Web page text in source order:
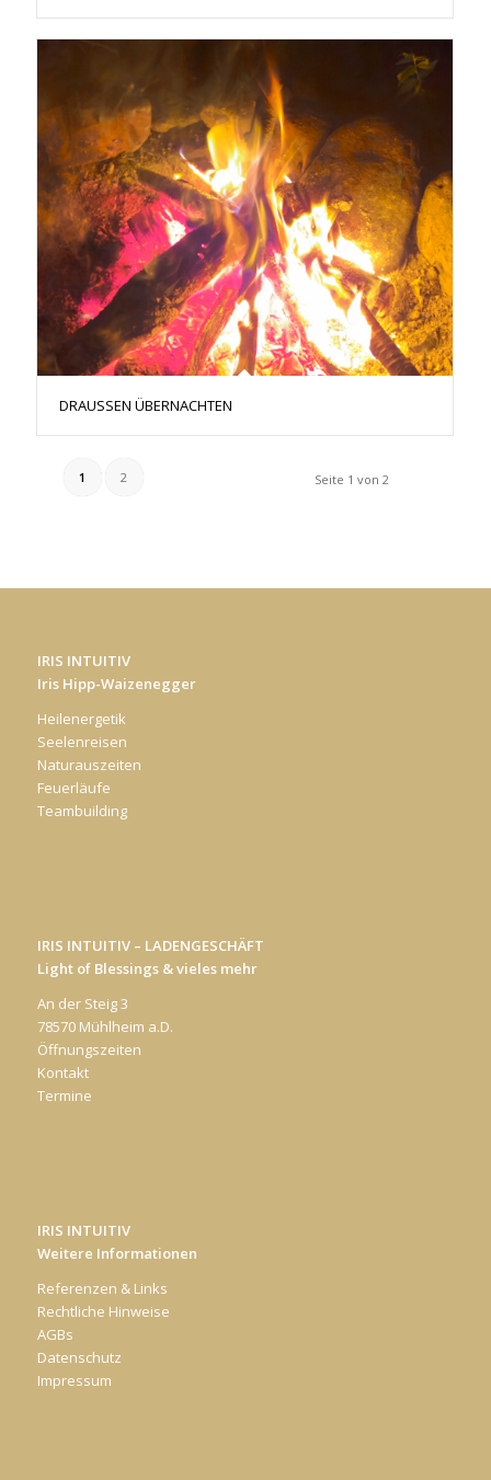
DRAUSSEN ÜBERNACHTEN
Seite 1 von 2
1 2
IRIS INTUITIV
Iris Hipp-Waizenegger
Heilenergetik
Seelenreisen
Naturauszeiten
Feuerläufe
Teambuilding
IRIS INTUITIV – LADENGESCHÄFT
Light of Blessings & vieles mehr
An der Steig 3
78570 Mühlheim a.D.
Öffnungszeiten
Kontakt
Termine
IRIS INTUITIV
Weitere Informationen
Referenzen & Links
Rechtliche Hinweise
AGBs
Datenschutz
Impressum